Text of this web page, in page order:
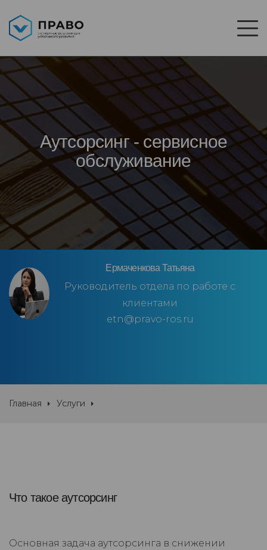
Аутсорсинг - сервисное
обслуживание
Ермаченкова Татьяна
Руководитель отдела по работе с
клиентами
etn@pravo-ros.ru
Главная Услуги
Что такое аутсорсинг
Основная задача аутсорсинга в снижении